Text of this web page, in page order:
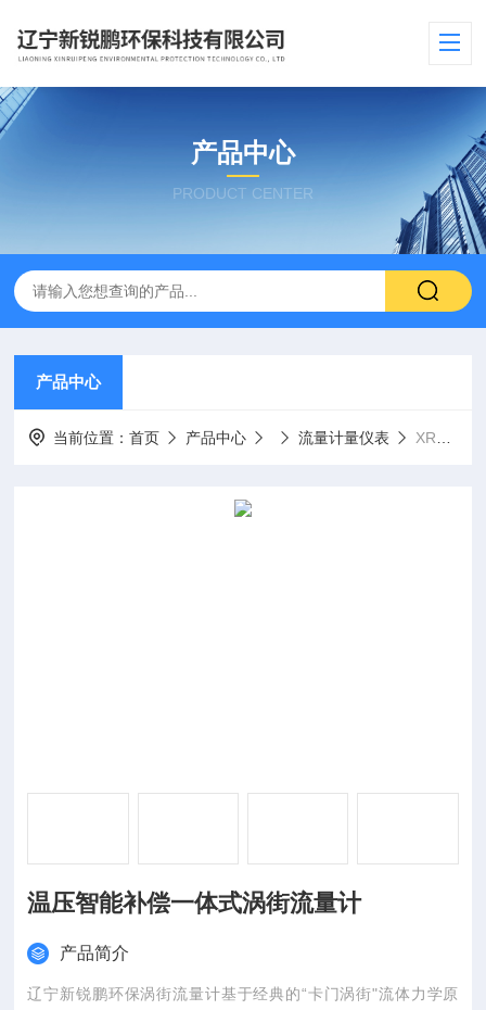
产品中心
PRODUCT CENTER
产品中心
当前位置：首页 产品中心 流量计量仪表 XRP303D65温压智能补偿一体式涡街流量计
温压智能补偿一体式涡街流量计
产品简介
辽宁新锐鹏环保涡街流量计基于经典的“卡门涡街"流体力学原